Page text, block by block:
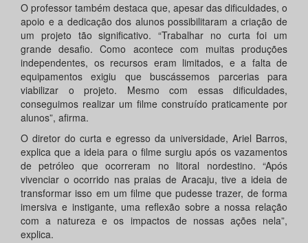
O professor também destaca que, apesar das dificuldades, o
apoio e a dedicação dos alunos possibilitaram a criação de
um projeto tão significativo. “Trabalhar no curta foi um
grande desafio. Como acontece com muitas produções
independentes, os recursos eram limitados, e a falta de
equipamentos exigiu que buscássemos parcerias para
viabilizar o projeto. Mesmo com essas dificuldades,
conseguimos realizar um filme construído praticamente por
alunos”, afirma.
O diretor do curta e egresso da universidade, Ariel Barros,
explica que a ideia para o filme surgiu após os vazamentos
de petróleo que ocorreram no litoral nordestino. “Após
vivenciar o ocorrido nas praias de Aracaju, tive a ideia de
transformar isso em um filme que pudesse trazer, de forma
imersiva e instigante, uma reflexão sobre a nossa relação
com a natureza e os impactos de nossas ações nela”,
explica.